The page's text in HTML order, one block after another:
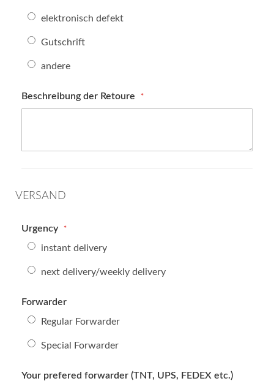
elektronisch defekt
Gutschrift
andere
Beschreibung der Retoure
VERSAND
Urgency
instant delivery
next delivery/weekly delivery
Forwarder
Regular Forwarder
Special Forwarder
Your prefered forwarder (TNT, UPS, FEDEX etc.)